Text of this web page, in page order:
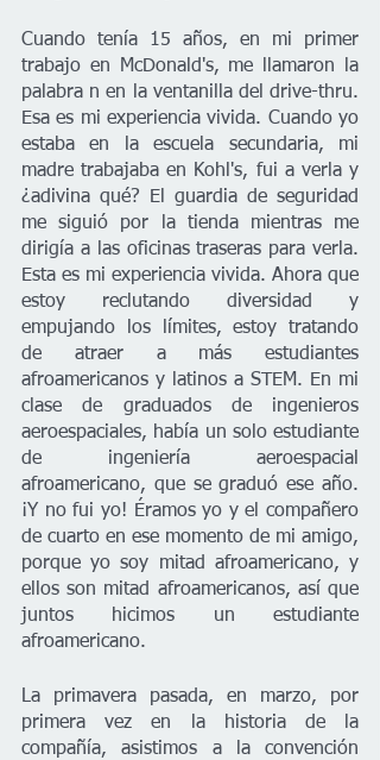
Cuando tenía 15 años, en mi primer
trabajo en McDonald's, me llamaron la
palabra n en la ventanilla del drive-thru.
Esa es mi experiencia vivida. Cuando yo
estaba en la escuela secundaria, mi
madre trabajaba en Kohl's, fui a verla y
¿adivina qué? El guardia de seguridad
me siguió por la tienda mientras me
dirigía a las oficinas traseras para verla.
Esta es mi experiencia vivida. Ahora que
estoy reclutando diversidad y
empujando los límites, estoy tratando
de atraer a más estudiantes
afroamericanos y latinos a STEM. En mi
clase de graduados de ingenieros
aeroespaciales, había un solo estudiante
de ingeniería aeroespacial
afroamericano, que se graduó ese año.
¡Y no fui yo! Éramos yo y el compañero
de cuarto en ese momento de mi amigo,
porque yo soy mitad afroamericano, y
ellos son mitad afroamericanos, así que
juntos hicimos un estudiante
afroamericano.
La primavera pasada, en marzo, por
primera vez en la historia de la
compañía, asistimos a la convención